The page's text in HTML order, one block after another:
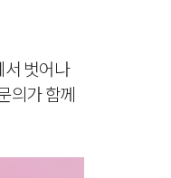
서 벗어나
의가 함께